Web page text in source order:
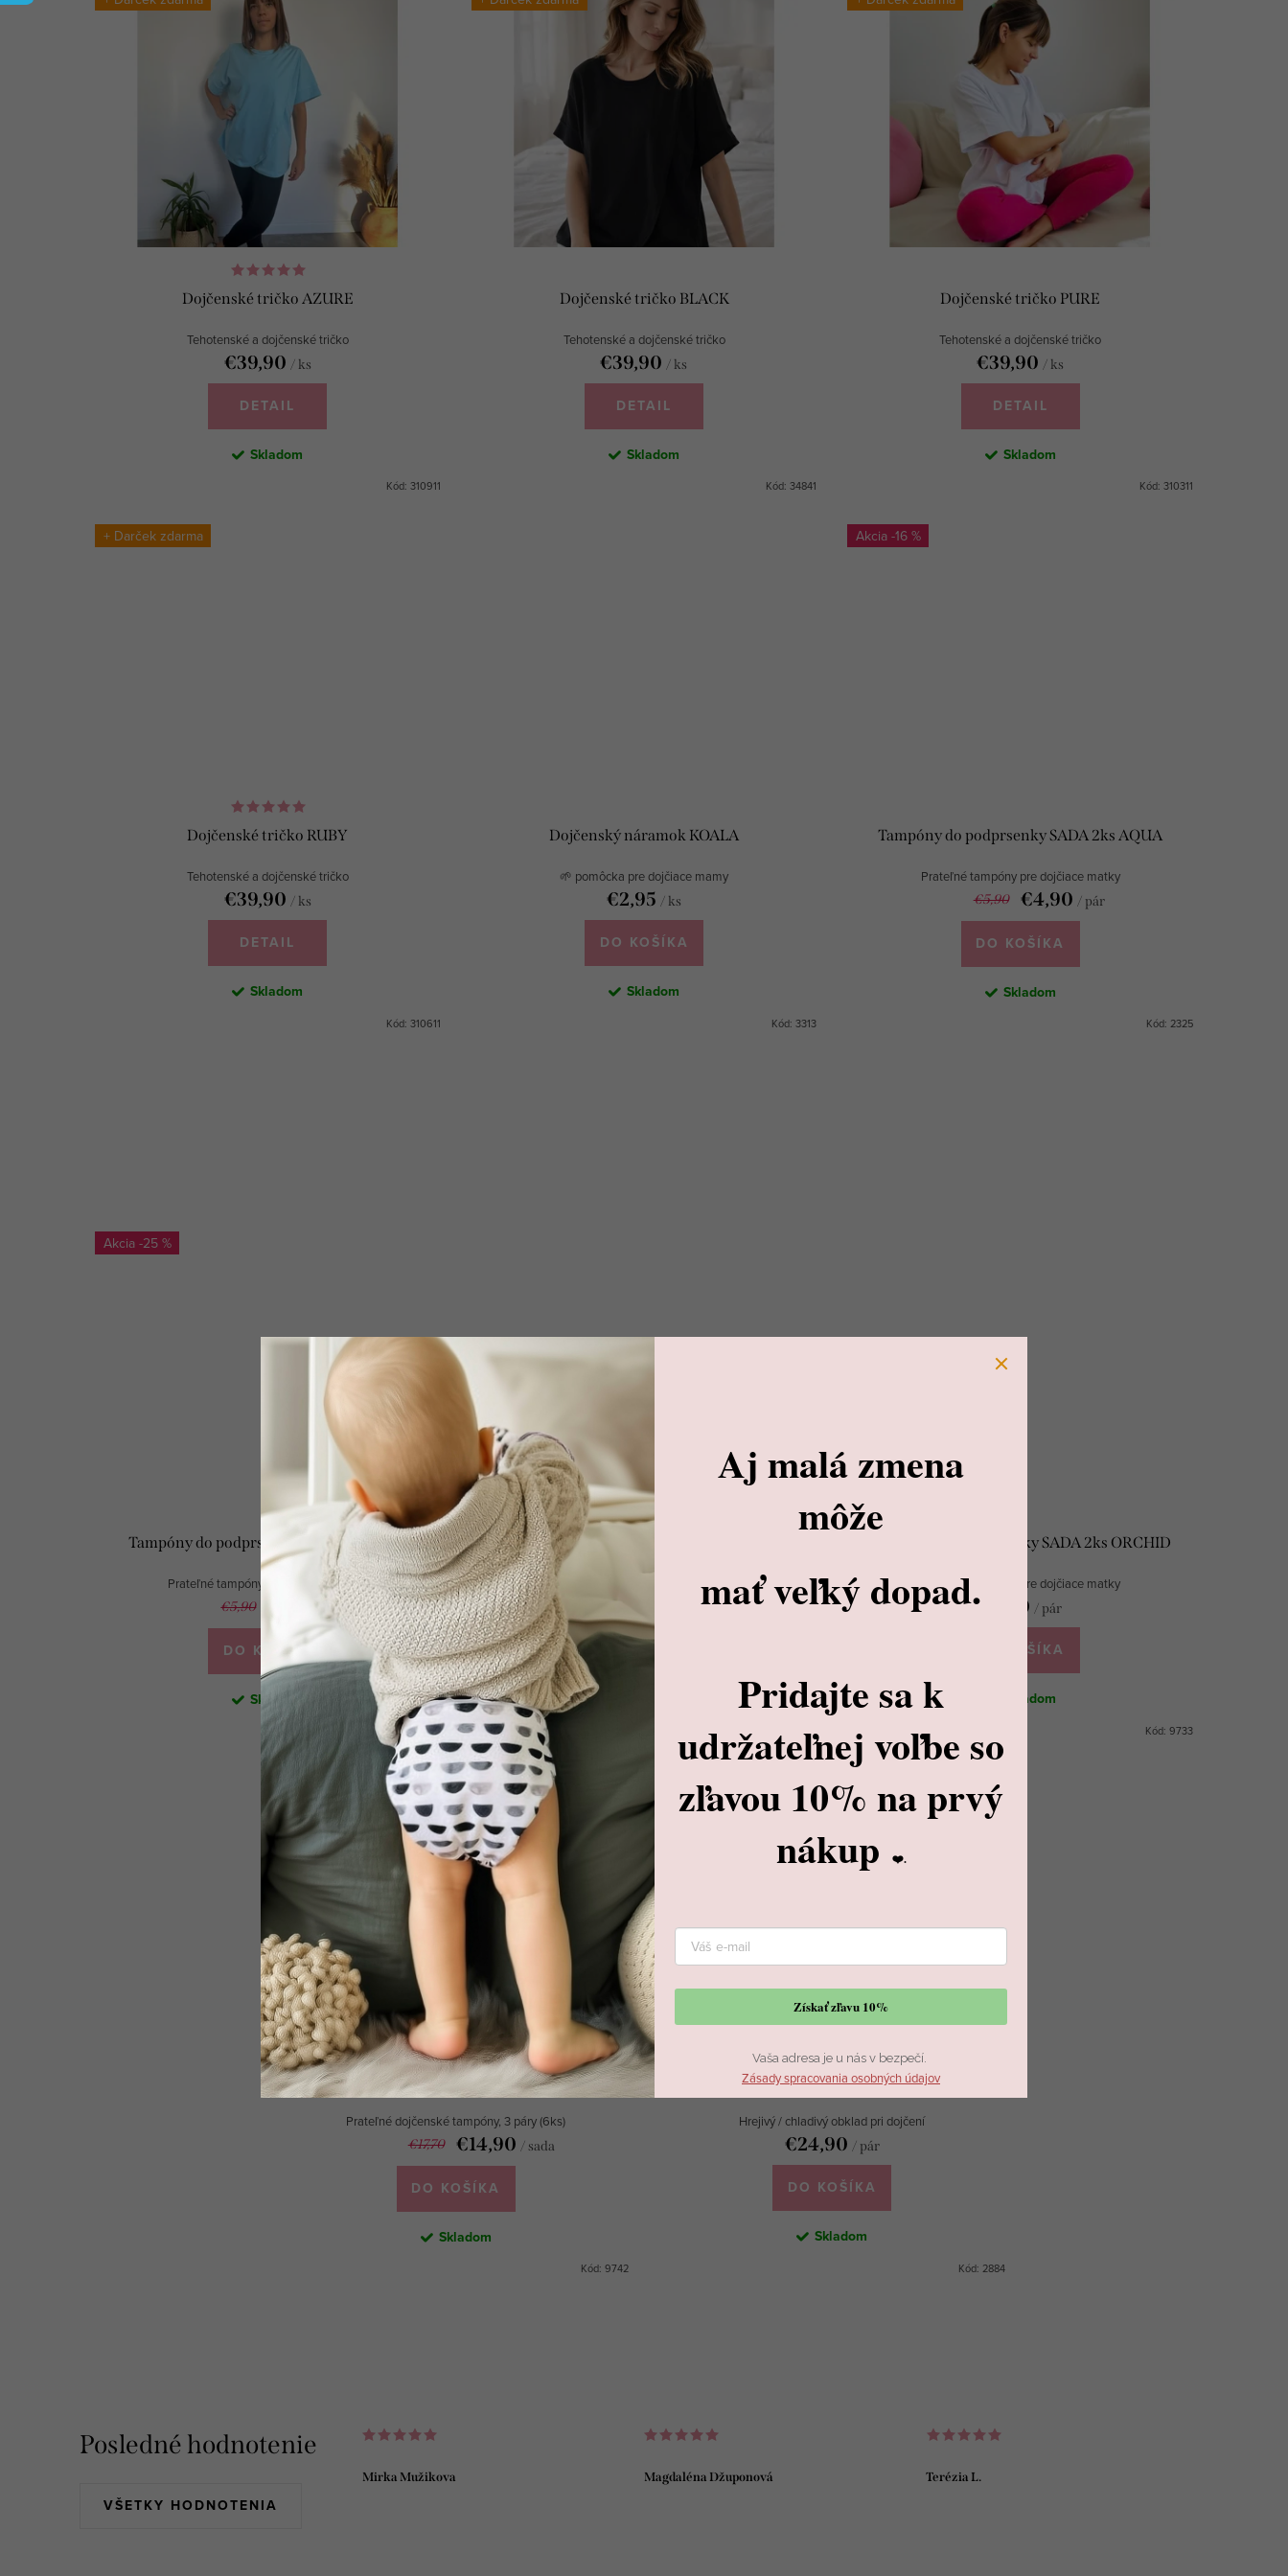
Dojčenské tričko AZURE
Tehotenské a dojčenské tričko
€39,90 / ks
DETAIL
Skladom
Kód: 310911
Dojčenské tričko BLACK
Tehotenské a dojčenské tričko
€39,90/ ks
DETAIL
Skladom
Kód:34841
Dojčenské tričko PURE
Tehotenské a dojčenské tričko
€39,90/ ks
DETAIL
Skladom
Kód: 310311
+ Darček zdarma
Dojčenské tričko RUBY
Tehotenské a dojčenské tričko
€39,90 / ks
DETAIL
Skladom
Kód: 310611
Dojčenský náramok KOALA
🌱 pomôcka pre dojčiace mamy
€2,95 / ks
DO KOŠÍKA
Skladom
Kód:3313
-16 %
Tampóny do podprsenky SADA 2ks AQUA
Prateľné tampóny pre dojčiace matky
€5,90 €4,90 / pár
DO KOŠÍKA
Skladom
Kód: 2325
-25 %
Tampóny do podprsenky SADA 2ks Daisy
Prateľné tampóny pre dojčiace matky
€5,90 €4,39 / pár
DO KOŠÍKA
Skladom
Kód: 1281
Tampóny do podprsenky SADA 2ks NUDE
€5,90
DO KOŠÍKA
9741
Tampóny do podprsenky SADA 2ks ORCHID
Prateľné tampóny pre dojčiace matky
€5,90/ pár
DO KOŠÍKA
Skladom
Kód: 9733
-15 %
Tampóny do podprsenky, 3 páry
Prateľné dojčenské tampóny, 3 páry (6ks)
€17,70 €14,90 / sada
DO KOŠÍKA
Skladom
Kód: 9742
Prsný donut (2ks)
Hrejivý / chladivý obklad pri dojčení
€24,90 / pár
DO KOŠÍKA
Skladom
Kód: 2884
l
á
Posledné hodnotenie
VŠETKY HODNOTENIA
Mirka Mužikova Magdaléna Džuponová Terézia L.
Aj malá zmena
môže
mať veľký dopad.
Pridajte sa k
udržateľnej voľbe so
zľavou 10% na prvý
nákup
❤️.
Získať zľavu 10%
Vaša adresa je u nás v bezpečí.
Zásady spracovania osobných údajov